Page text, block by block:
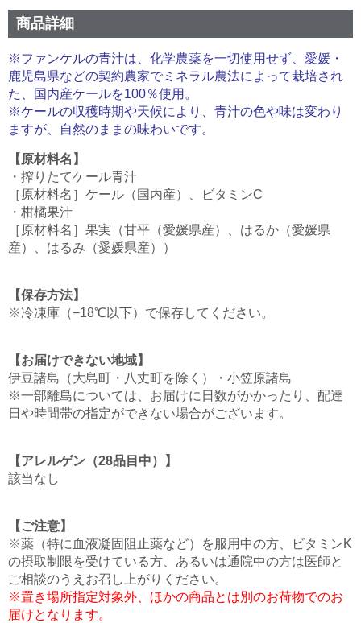
商品詳細
※ファンケルの青汁は、化学農薬を一切使用せず、愛媛・
鹿児島県などの契約農家でミネラル農法によって栽培され
た、国内産ケールを100％使用。
※ケールの収穫時期や天候により、青汁の色や味は変わり
ますが、自然のままの味わいです。
【原材料名】
・搾りたてケール青汁
［原材料名］ケール（国内産）、ビタミンC
・柑橘果汁
［原材料名］果実（甘平（愛媛県産）、はるか（愛媛県
産）、はるみ（愛媛県産））
【保存方法】
※冷凍庫（−18℃以下）で保存してください。
【お届けできない地域】
伊豆諸島（大島町・八丈町を除く）・小笠原諸島
※一部離島については、お届けに日数がかかったり、配達
日や時間帯の指定ができない場合がございます。
【アレルゲン（28品目中）】
該当なし
【ご注意】
※薬（特に血液凝固阻止薬など）を服用中の方、ビタミンK
の摂取制限を受けている方、あるいは通院中の方は医師と
ご相談のうえお召し上がりください。
※置き場所指定対象外、ほかの商品とは別のお荷物でのお
届けとなります。